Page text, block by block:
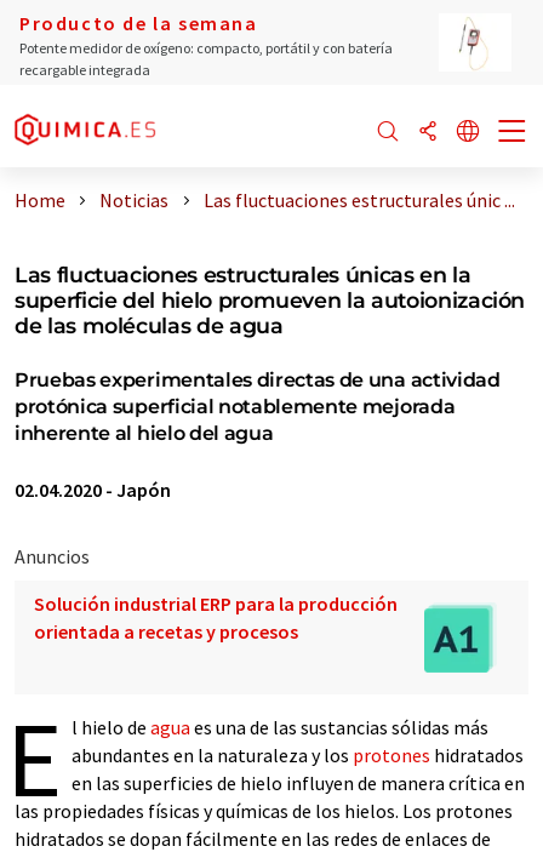
Producto de la semana
Potente medidor de oxígeno: compacto, portátil y con batería
recargable integrada
Home Noticias Las fluctuaciones estructurales únic ...
Las fluctuaciones estructurales únicas en la
superficie del hielo promueven la autoionización
de las moléculas de agua
Pruebas experimentales directas de una actividad
protónica superficial notablemente mejorada
inherente al hielo del agua
02.04.2020 - Japón
Anuncios
Solución industrial ERP para la producción
orientada a recetas y procesos
E l hielo de agua es una de las sustancias sólidas más
abundantes en la naturaleza y los protones hidratados
en las superficies de hielo influyen de manera crítica en
las propiedades físicas y químicas de los hielos. Los protones
hidratados se dopan fácilmente en las redes de enlaces de